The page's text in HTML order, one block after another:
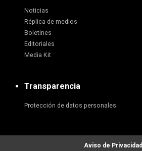
Noticias
Réplica de medios
Boletines
Editoriales
Media Kit
Transparencia
Protección de datos personales
Aviso de Privacidad